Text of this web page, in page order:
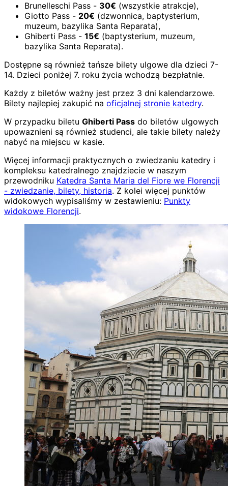
Brunelleschi Pass - 30€ (wszystkie atrakcje),
Giotto Pass - 20€ (dzwonnica, baptysterium,
muzeum, bazylika Santa Reparata),
Ghiberti Pass - 15€ (baptysterium, muzeum,
bazylika Santa Reparata).
Dostępne są również tańsze bilety ulgowe dla dzieci 7-
14. Dzieci poniżej 7. roku życia wchodzą bezpłatnie.
Każdy z biletów ważny jest przez 3 dni kalendarzowe.
Bilety najlepiej zakupić na oficjalnej stronie katedry.
W przypadku biletu Ghiberti Pass do biletów ulgowych
upowaznieni są również studenci, ale takie bilety należy
nabyć na miejscu w kasie.
Więcej informacji praktycznych o zwiedzaniu katedry i
kompleksu katedralnego znajdziecie w naszym
przewodniku Katedra Santa Maria del Fiore we Florencji
- zwiedzanie, bilety, historia. Z kolei więcej punktów
widokowych wypisaliśmy w zestawieniu: Punkty
widokowe Florencji.